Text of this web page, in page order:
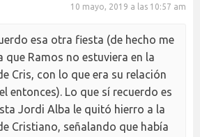
10 mayo, 2019 a las 10:57 am
esa otra fiesta (de hecho me
que Ramos no estuviera en la
Cris, con lo que era su relación
entonces). Lo que sí recuerdo es
Jordi Alba le quitó hierro a la
Cristiano, señalando que había